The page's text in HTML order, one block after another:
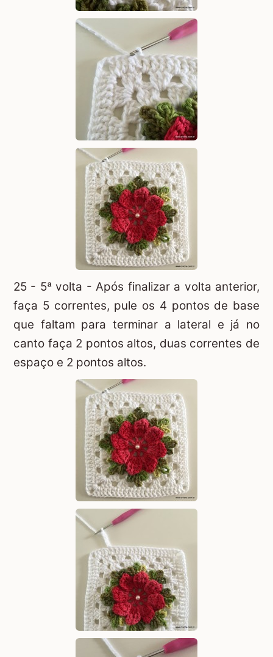
25 - 5ª volta - Após finalizar a volta anterior,
faça 5 correntes, pule os 4 pontos de base
que faltam para terminar a lateral e já no
canto faça 2 pontos altos, duas correntes de
espaço e 2 pontos altos.